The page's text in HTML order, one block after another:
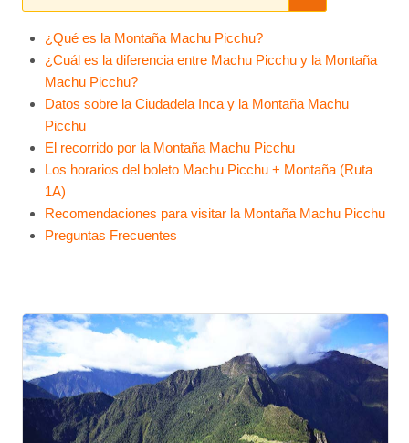
¿Qué es la Montaña Machu Picchu?
¿Cuál es la diferencia entre Machu Picchu y la Montaña
Machu Picchu?
Datos sobre la Ciudadela Inca y la Montaña Machu
Picchu
El recorrido por la Montaña Machu Picchu
Los horarios del boleto Machu Picchu + Montaña (Ruta
1A)
Recomendaciones para visitar la Montaña Machu Picchu
Preguntas Frecuentes